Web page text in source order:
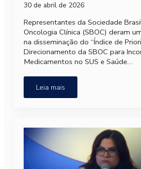
30 de abril de 2026
Representantes da Sociedade
Oncologia Clínica (SBOC) deram
na disseminação do “Índice de
Direcionamento da SBOC para
Medicamentos no SUS e Saúde…
Leia mais